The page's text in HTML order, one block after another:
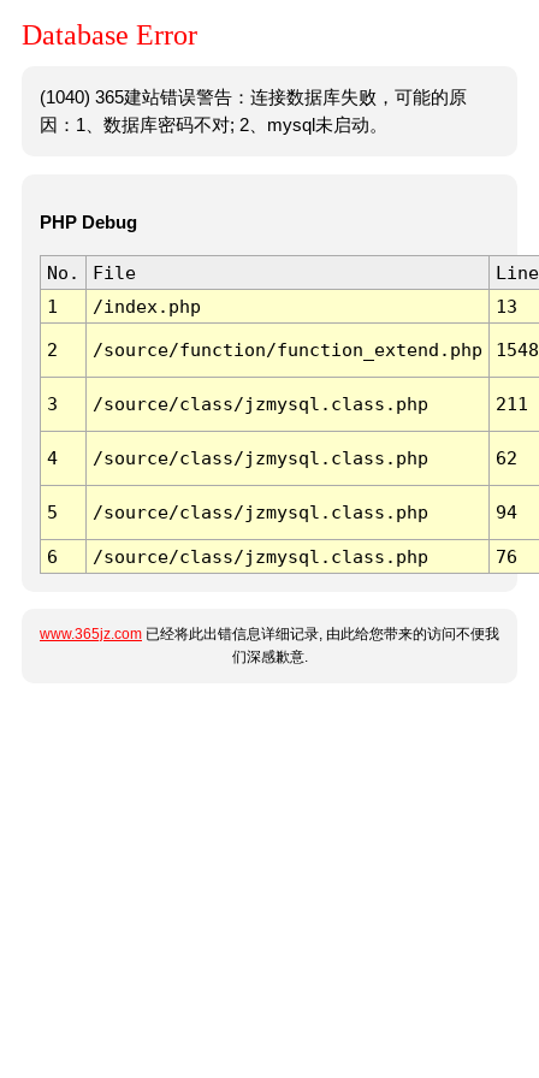
Database Error
(1040) 365建站错误警告：连接数据库失败，可能的原
因：1、数据库密码不对; 2、mysql未启动。
PHP Debug
No. File
Line
1
/index.php 13
2 /source/function/function_extend.php 1548
3 /source/class/jzmysql.class.php 211
4 /source/class/jzmysql.class.php 62
5 /source/class/jzmysql.class.php 94
6 /source/class/jzmysql.class.php 76
www.365jz.com 已经将此出错信息详细记录, 由此给您带来的访问不便我
们深感歉意.